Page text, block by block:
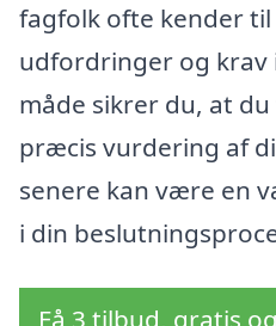
fagfolk ofte kender til
udfordringer og krav
måde sikrer du, at
præcis vurdering af
senere kan være en
i din
Få 3 tilbud, gratis